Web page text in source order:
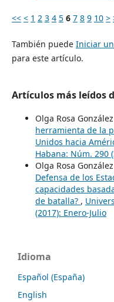
<< < 1 2 3 4 5 6 7 8 9 10 >
También puede Iniciar
para este artículo.
Artículos más leídos
Olga Rosa
herramienta de la
Unidos hacia
Habana: Núm. 290
Olga Rosa
Defensa de los
capacidades
de batalla? ,
(2017): Enero-Julio
Idioma
Español (España)
English